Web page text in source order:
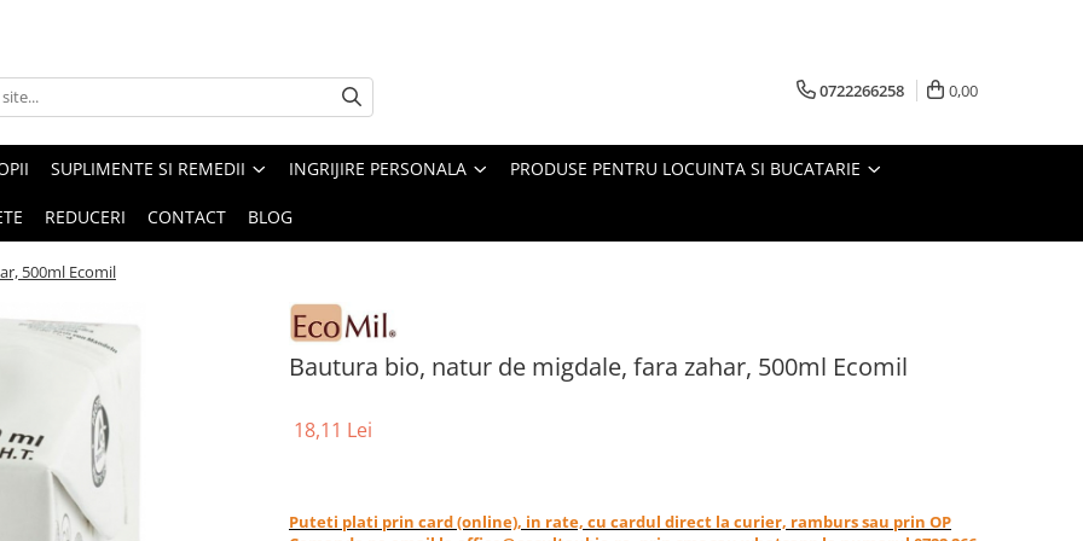
0722266258 0,00
SUPLIMENTE SI REMEDII INGRIJIRE PERSONALA PRODUSE PENTRU LOCUINTA SI BUCATARIE
REDUCERI CONTACT BLOG
500ml Ecomil
Bautura bio, natur de migdale, fara zahar, 500ml Ecomil
18,11 Lei
Puteti plati prin card (online), in rate, cu cardul direct la curier, ramburs sau prin OP